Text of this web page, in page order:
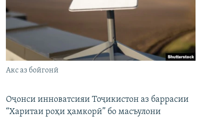
Акс аз бойгонӣ
Оҷонси инноватсияи Тоҷикистон аз баррасии
“Харитаи роҳи ҳамкорӣ” бо масъулони